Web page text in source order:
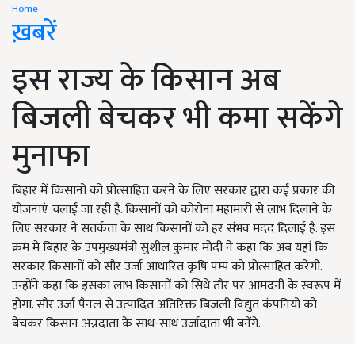
Home
ख़बरें
इस राज्य के किसान अब
बिजली बेचकर भी कमा सकेंगे
मुनाफा
बिहार में किसानों को प्रोत्साहित करने के लिए सरकार द्वारा कई प्रकार की
योजनाएं चलाई जा रही हैं. किसानों को कोरोना महामारी से लाभ दिलाने के
लिए सरकार ने सतर्कता के साथ किसानों को हर संभव मदद दिलाई है. इस
क्रम मे बिहार के उपमुख्यमंत्री सुशील कुमार मोदी ने कहा कि अब यहां कि
सरकार किसानों को सौर उर्जा आधारित कृषि पम्प को प्रोत्साहित करेगी.
उन्होंने कहा कि इसका लाभ किसानों को सिधे तौर पर आमदनी के स्वरूप में
होगा. सौर उर्जा पैनल से उत्पादित अतिरिक्त बिजली विद्युत कंपनियों को
बेचकर किसान अन्नदाता के साथ-साथ उर्जादाता भी बनेंगे.